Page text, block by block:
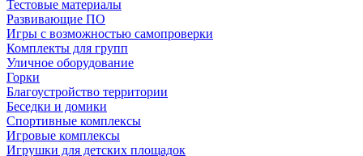
Тестовые материалы
Развивающие ПО
Игры с возможностью самопроверки
Комплекты для групп
Уличное оборудование
Горки
Благоустройство территории
Беседки и домики
Спортивные комплексы
Игровые комплексы
Игрушки для детских площадок